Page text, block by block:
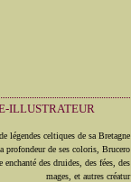
ILLUSTRATEUR
légendes celtiques de sa Bretagne
profondeur de ses coloris, Brucero
des druides, des fées, des
mages, et autres créatur